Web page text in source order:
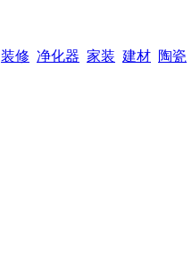
装修 净化器 家装 建材 陶瓷